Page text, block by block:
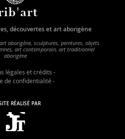
découvertes et art aborigène
aborigène, sculptures, peintures, objets
art contemporain, art traditionnel
aborigène
légales et crédits -
de confidentialité -
RÉALISÉ PAR